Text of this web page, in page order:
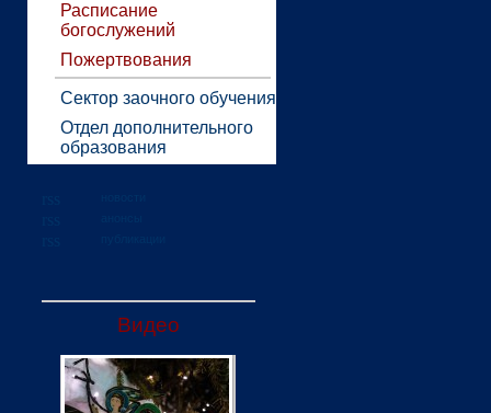
Расписание
богослужений
Пожертвования
Сектор заочного обучения
Отдел дополнительного
образования
Видео